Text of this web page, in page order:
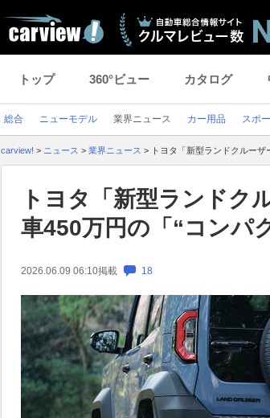
トップ 360°ビュー カタログ
総合 ニューモデル 業界ニュース カー用品 スポ
carview! > ニュース > 業界ニュース > トヨタ「新型ランドクルーザ
トヨタ「新型ランドク
車450万円の「“コンパ
2026.06.09 06:10掲載 18